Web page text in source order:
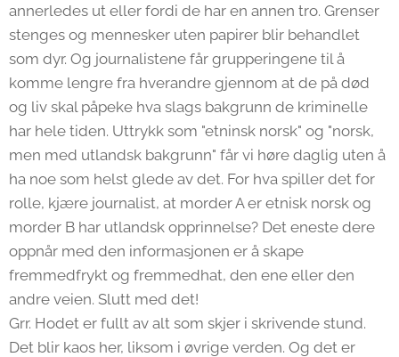
annerledes ut eller fordi de har en annen tro. Grenser
stenges og mennesker uten papirer blir behandlet
som dyr. Og journalistene får grupperingene til å
komme lengre fra hverandre gjennom at de på død
og liv skal påpeke hva slags bakgrunn de kriminelle
har hele tiden. Uttrykk som "etninsk norsk" og "norsk,
men med utlandsk bakgrunn" får vi høre daglig uten å
ha noe som helst glede av det. For hva spiller det for
rolle, kjære journalist, at morder A er etnisk norsk og
morder B har utlandsk opprinnelse? Det eneste dere
oppnår med den informasjonen er å skape
fremmedfrykt og fremmedhat, den ene eller den
andre veien. Slutt med det!
Grr. Hodet er fullt av alt som skjer i skrivende stund.
Det blir kaos her, liksom i øvrige verden. Og det er